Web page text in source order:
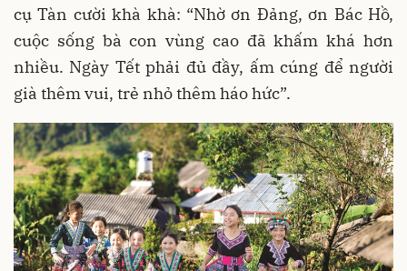
cụ Tàn cười khà khà: “Nhờ ơn Đảng, ơn Bác Hồ,
cuộc sống bà con vùng cao đã khấm khá hơn
nhiều. Ngày Tết phải đủ đầy, ấm cúng để người
già thêm vui, trẻ nhỏ thêm háo hức”.